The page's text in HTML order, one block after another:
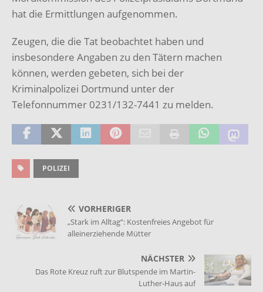
hat die Ermittlungen aufgenommen.
Zeugen, die die Tat beobachtet haben und
insbesondere Angaben zu den Tätern machen
können, werden gebeten, sich bei der
Kriminalpolizei Dortmund unter der
Telefonnummer 0231/132-7441 zu melden.
POLIZEI
VORHERIGER
„Stark im Alltag“: Kostenfreies Angebot für
alleinerziehende Mütter
NÄCHSTER
Das Rote Kreuz ruft zur Blutspende im Martin-
Luther-Haus auf